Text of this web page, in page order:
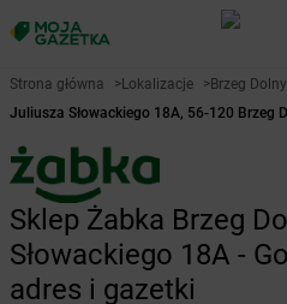
Strona główna >Lokalizacje >Brzeg Dolny
Juliusza Słowackiego 18A, 56-120 Brzeg
Sklep Żabka Brzeg
Słowackiego 18A -
adres i gazetki